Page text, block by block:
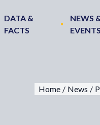
DATA &
FACTS
NEWS
EVENTS
Home / News /